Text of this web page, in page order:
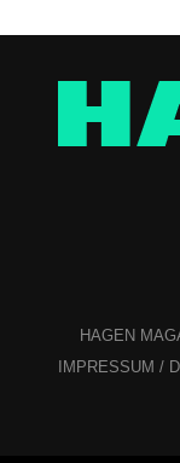
HAGEN
IMPRESSUM /